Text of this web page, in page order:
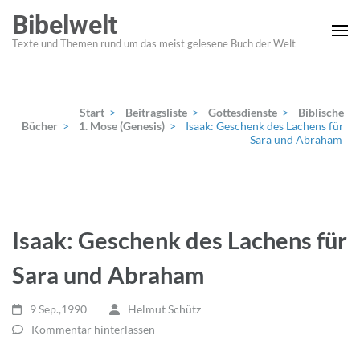
Inhalt
springen
Bibelwelt
Texte und Themen rund um das meist gelesene Buch der Welt
Start > Beitragsliste > Gottesdienste >
Biblische
Bücher > 1. Mose (Genesis) >
Isaak: Geschenk des Lachens für
Sara und Abraham
Isaak: Geschenk des Lachens für
Sara und Abraham
9 Sep.,1990
Helmut Schütz
Kommentar hinterlassen